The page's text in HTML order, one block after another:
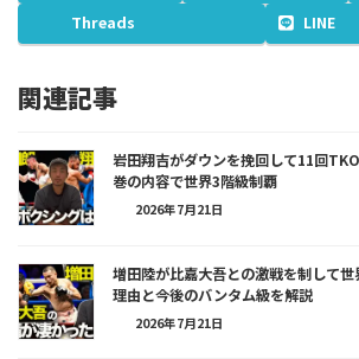
Threads
LINE
関連記事
岩田翔吉がダウンを挽回して11回
巻の内容で世界3階級制覇
2026年7月21日
増田陸が比嘉大吾との激戦を制して
理由と今後のバンタム級を解説
2026年7月21日